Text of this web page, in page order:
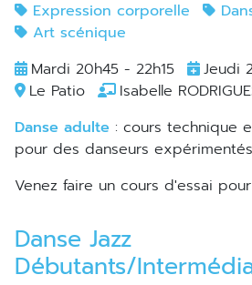
Expression corporelle
Art scénique
Mardi 20h45 - 22h15
Jeudi
Le Patio
Isabelle
Danse adulte : cours technique
pour des danseurs expérimentés
Venez faire un cours d'essai
Danse Jazz
Débutants/